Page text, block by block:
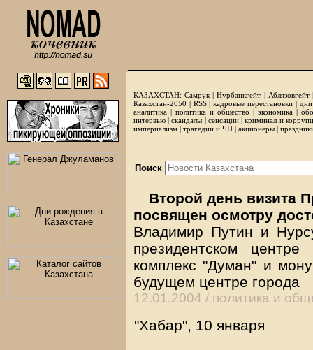
КАЗАХСТАН: Самрук |Нурбанкгейт | Аблязовгейт
Казахстан-2050 | RSS|кадровые перестановки|
аналитика | политика и общество | экономика |
интервью |скандалы | сенсации|криминал и
империализм | трагедии и ЧП | акционеры |
Поиск
Второй день визита
посвящен осмотру
Владимир Путин и
президентском центре
комплекс "Думан" и
будущем центре города
12.01.2004 / политика и
"Хабар", 10 января